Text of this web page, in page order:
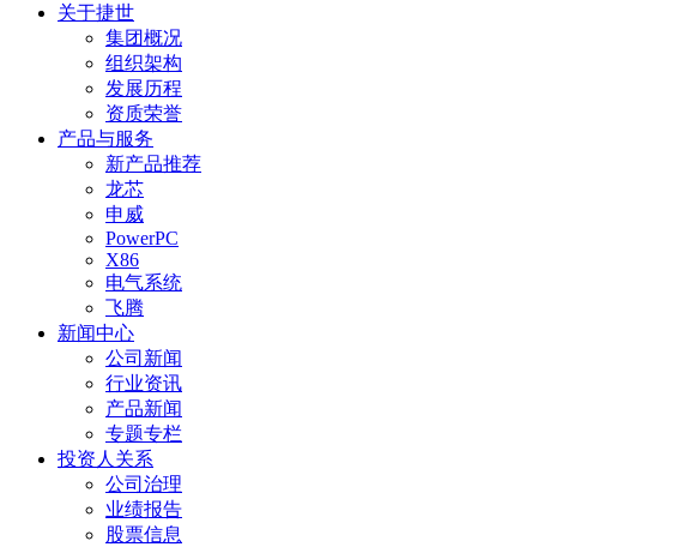
关于捷世
集团概况
组织架构
发展历程
资质荣誉
产品与服务
新产品推荐
龙芯
申威
PowerPC
X86
电气系统
飞腾
新闻中心
公司新闻
行业资讯
产品新闻
专题专栏
投资人关系
公司治理
业绩报告
股票信息